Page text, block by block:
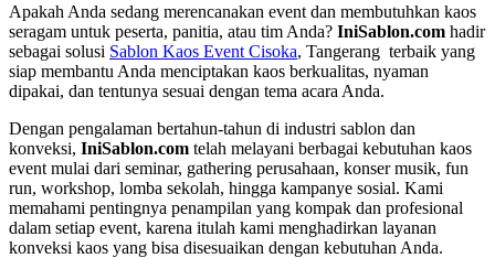
Apakah Anda sedang merencanakan event dan membutuhkan kaos
seragam untuk peserta, panitia, atau tim Anda? IniSablon.com hadir
sebagai solusi Sablon Kaos Event Cisoka, Tangerang terbaik yang
siap membantu Anda menciptakan kaos berkualitas, nyaman
dipakai, dan tentunya sesuai dengan tema acara Anda.
Dengan pengalaman bertahun-tahun di industri sablon dan
konveksi, IniSablon.com telah melayani berbagai kebutuhan kaos
event mulai dari seminar, gathering perusahaan, konser musik, fun
run, workshop, lomba sekolah, hingga kampanye sosial. Kami
memahami pentingnya penampilan yang kompak dan profesional
dalam setiap event, karena itulah kami menghadirkan layanan
konveksi kaos yang bisa disesuaikan dengan kebutuhan Anda.